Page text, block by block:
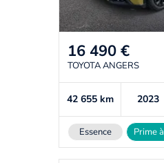
16 490 €
TOYOTA ANGERS
42 655 km 2023
Essence Prime